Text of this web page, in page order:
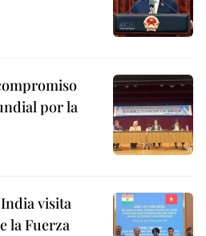
por la
visita
la Fuerza